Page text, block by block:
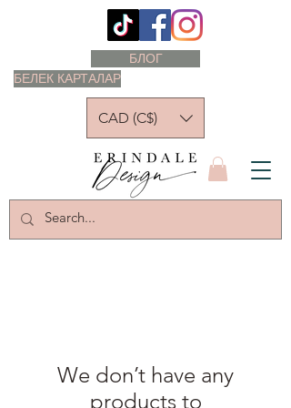
БЕЛЕК КАРТАЛАР
БЛОГ
CAD (C$)
We don’t have any
products to